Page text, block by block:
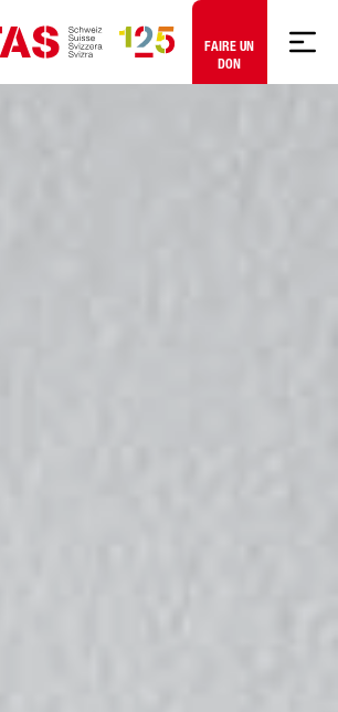
Aller au contenu
FAIRE UN
DON